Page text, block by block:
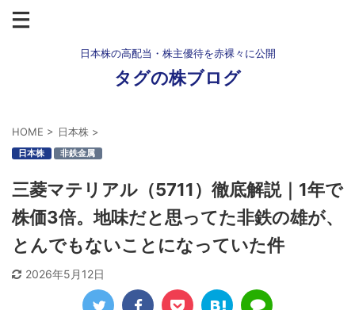
日本株の高配当・株主優待を赤裸々に公開
タグの株ブログ
HOME > 日本株 >
日本株 非鉄金属
三菱マテリアル（5711）徹底解説｜1年で
株価3倍。地味だと思ってた非鉄の雄が、
とんでもないことになっていた件
2026年5月12日